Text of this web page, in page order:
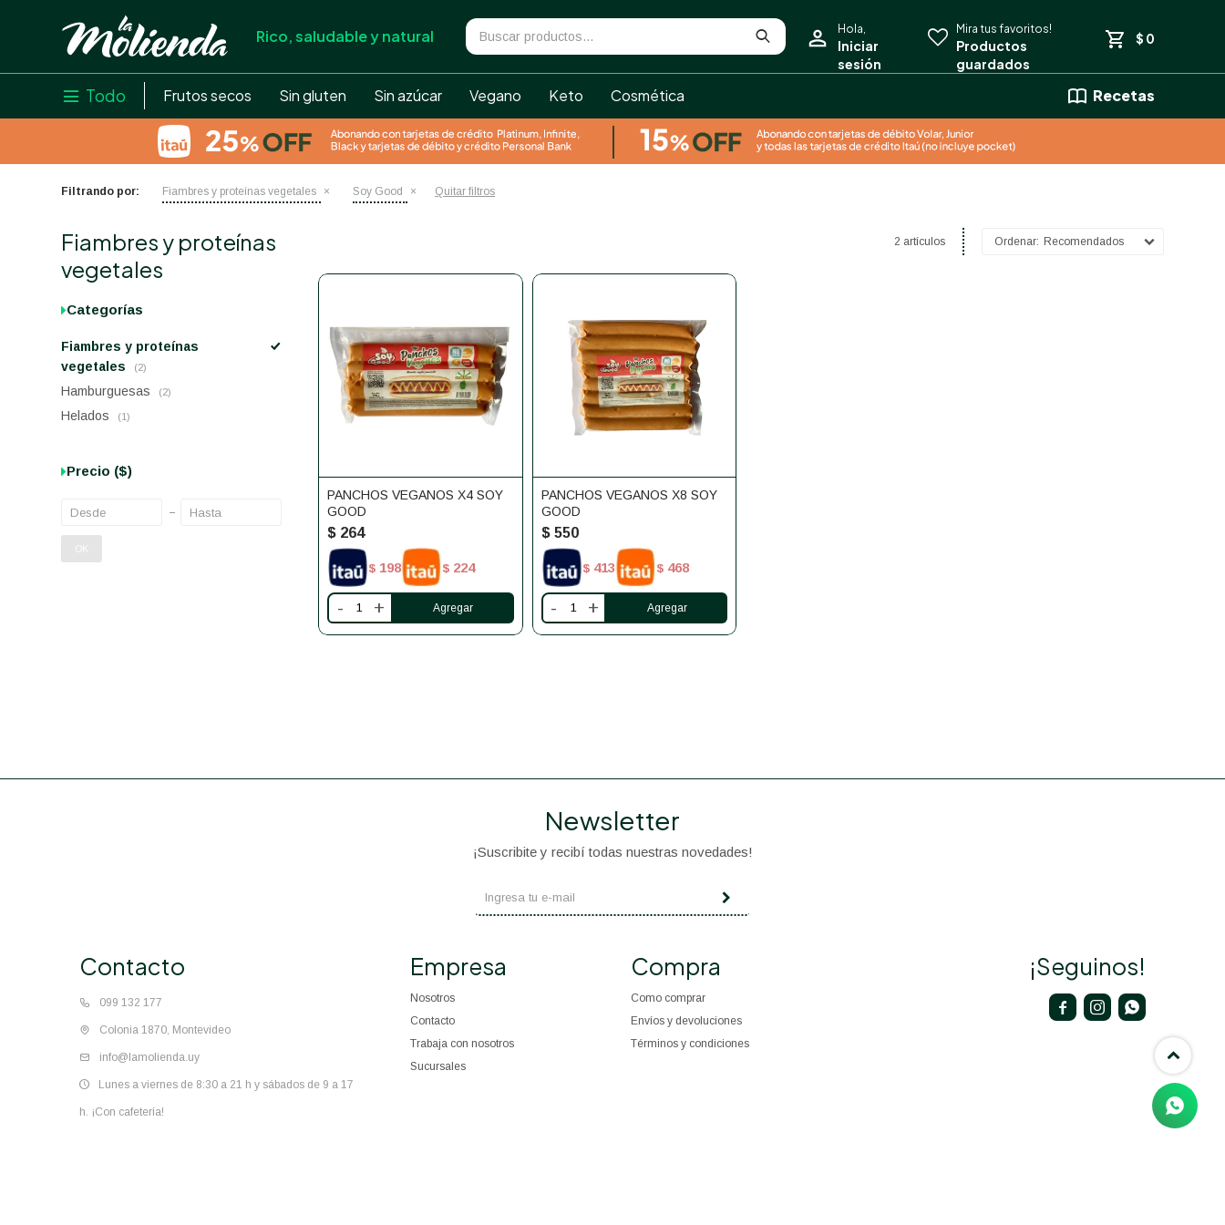
Rico, saludable y natural
 Todo Frutos secos Sin gluten Sin azúcar Vegano Keto Cosmética Recetas
$ 0
Filtrando por: Fiambres y proteínas vegetales Soy Good Quitar filtros
2 artículos Recomendados
PANCHOS VEGANOS X4 SOY
GOOD
$ 264
$ 198 $ 224
- +
PANCHOS VEGANOS X8 SOY
GOOD
$ 550
$ 413 $ 468
- +
Fiambres y proteínas
vegetales
Categorías
Fiambres y proteínas
vegetales
(2)
Hamburguesas (2)
Helados (1)
Precio ($)
OK
Contacto
099 132 177
Colonia 1870, Montevideo
info@lamolienda.uy
Lunes a viernes de 8:30 a 21 h y sábados de 9 a 17
h. ¡Con cafetería!
Empresa
Nosotros
Contacto
Trabaja con nosotros
Sucursales
Compra
Como comprar
Envíos y devoluciones
Términos y condiciones
Newsletter
¡Suscribite y recibí todas nuestras novedades!
¡Seguinos!
  
close
store
local_shipping
credit_card
help